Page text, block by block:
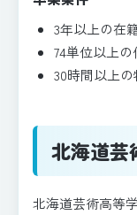
3年以上の在
74単位以上の
30時間以上
北海道芸
北海道芸術高等